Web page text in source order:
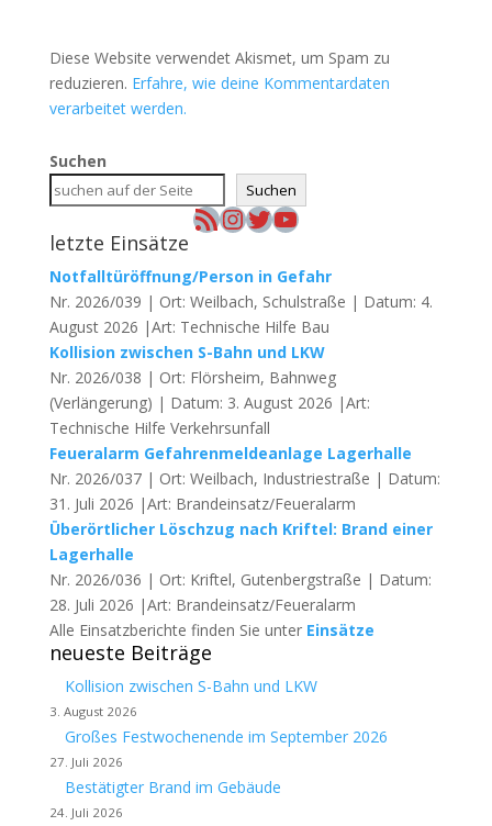
Diese Website verwendet Akismet, um Spam zu
reduzieren. Erfahre, wie deine Kommentardaten
verarbeitet werden.
Suchen
Suchen
RSS-FeedInstagram
Twitter
YouTube
letzte Einsätze
Notfalltüröffnung/Person in Gefahr
Nr. 2026/039 | Ort: Weilbach, Schulstraße | Datum: 4.
August 2026 |Art: Technische Hilfe Bau
Kollision zwischen S-Bahn und LKW
Nr. 2026/038 | Ort: Flörsheim, Bahnweg
(Verlängerung) | Datum: 3. August 2026 |Art:
Technische Hilfe Verkehrsunfall
Feueralarm Gefahrenmeldeanlage Lagerhalle
Nr. 2026/037 | Ort: Weilbach, Industriestraße | Datum:
31. Juli 2026 |Art: Brandeinsatz/Feueralarm
Überörtlicher Löschzug nach Kriftel: Brand einer
Lagerhalle
Nr. 2026/036 | Ort: Kriftel, Gutenbergstraße | Datum:
28. Juli 2026 |Art: Brandeinsatz/Feueralarm
Alle Einsatzberichte finden Sie unter Einsätze
neueste Beiträge
Kollision zwischen S-Bahn und LKW
3. August 2026
Großes Festwochenende im September 2026
27. Juli 2026
Bestätigter Brand im Gebäude
24. Juli 2026